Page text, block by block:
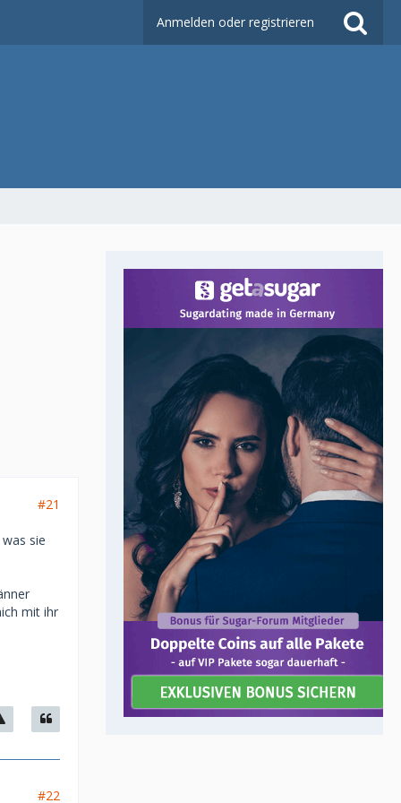
Anmelden oder registrieren
#21
sie
mit ihr
#22